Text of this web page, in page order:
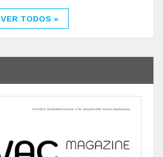
VER TODOS »